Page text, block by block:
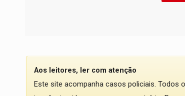
Aos leitores, ler com atenção
Este site acompanha casos policiais.